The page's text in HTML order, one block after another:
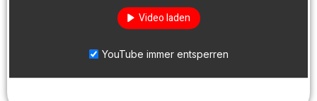
Video laden
YouTube immer entsperren